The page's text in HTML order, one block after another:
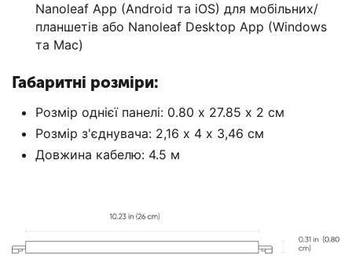
Nanoleaf App (Android та iOS) для мобільних/
планшетів або Nanoleaf Desktop App (Windows
та Mac)
Габаритні розміри:
Розмір однієї панелі: 0.80 х 27.85 х 2 см
Розмір з'єднувача: 2,16 х 4 х 3,46 см
Довжина кабелю: 4.5 м